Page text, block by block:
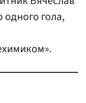
одного гола,